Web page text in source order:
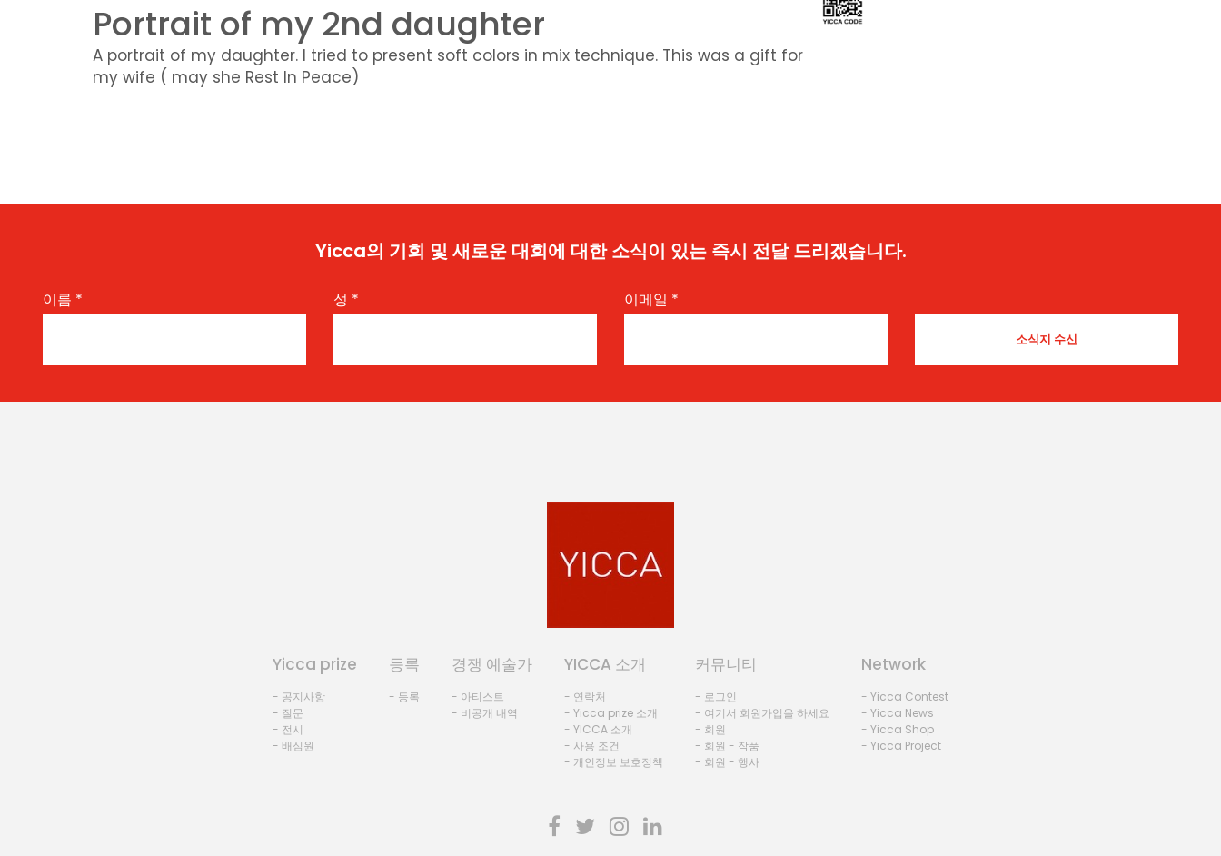
Portrait of my 2nd daughter
A portrait of my daughter. I tried to present soft colors in mix technique. This was a gift for
my wife ( may she Rest In Peace)
Yicca의 기회 및 새로운 대회에 대한 소식이 있는 즉시 전달 드리겠습니다.
이름 * 성 * 이메일 *
Yicca prize
- 공지사항
- 질문
- 전시
- 배심원
등록
- 등록
경쟁 예술가
- 아티스트
- 비공개 내역
YICCA 소개
- 연락처
- Yicca prize 소개
- YICCA 소개
- 사용 조건
- 개인정보 보호정책
커뮤니티
- 로그인
- 여기서 회원가입을 하세요
- 회원
- 회원 - 작품
- 회원 - 행사
Network
- Yicca Contest
- Yicca News
- Yicca Shop
- Yicca Project